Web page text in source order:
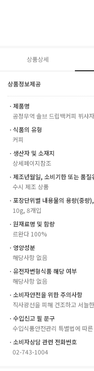
상품상세
상품정보제공
ㆍ제품명
공정무역 솔브 드립백커피 뷔샤
ㆍ식품의 유형
커피
ㆍ생산자 및 소재지
상세페이지참조
ㆍ제조년월일, 소비기한 또는 품질
수시 제조 상품
ㆍ포장단위별 내용물의 용량(중량
10g, 8개입
ㆍ원재료명 및 함량
르완다 100%
ㆍ영양성분
해당사항 없음
ㆍ유전자변형식품 해당 여부
해당사항 없음
ㆍ소비자안전을 위한 주의사항
직사광선을 피해 건조하고 서늘
ㆍ수입신고 필 문구
수입식품안전관리 특별법에 따
ㆍ소비자상담 관련 전화번호
02-743-1004